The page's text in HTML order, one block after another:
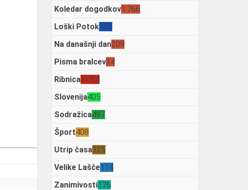
Koledar dogodkov1.766
Loški Potok106
Na današnji dan209
Pisma bralcev34
Ribnica3.094
Slovenija405
Sodražica497
Šport408
Utrip časa125
Velike Lašče114
Zanimivosti176